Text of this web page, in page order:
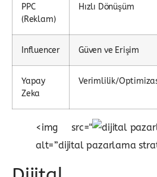
PPC
(Reklam)
Hızlı Dönüşüm
Influencer Güven ve Erişim
Yapay
Zeka
Verimlilik/
<img src="
alt=”dijital pazarlama